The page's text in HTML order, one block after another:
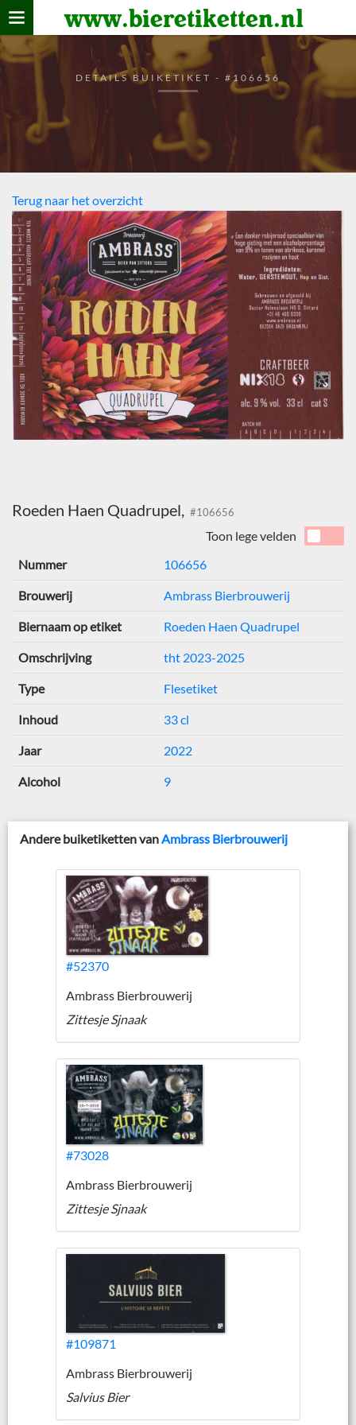
www.bieretiketten.nl
Home
verzamelen
De bierkaart
Bezoekers
DETAILS BUIKETIKET - #106656
Terug naar het overzicht
Roeden Haen Quadrupel, #106656
Toon lege velden
Nummer
106656
Brouwerij Ambrass Bierbrouwerij
Biernaam op etiket Roeden Haen Quadrupel
Omschrijving tht 2023-2025
Type Flesetiket
Inhoud 33 cl
Jaar 2022
Alcohol 9
Andere buiketiketten vanAmbrass Bierbrouwerij
#52370
Ambrass Bierbrouwerij
Zittesje Sjnaak
#73028
Ambrass Bierbrouwerij
Zittesje Sjnaak
#109871
Ambrass Bierbrouwerij
Salvius Bier